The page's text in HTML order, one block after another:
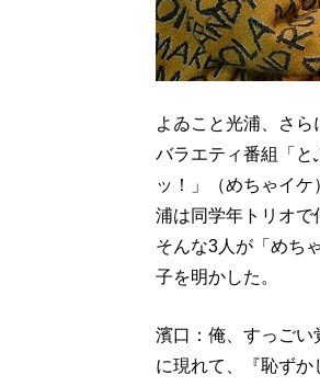
よゐこと光浦、さ
バラエティ番組「と
ッ！」（めちゃイ
浦は同学年トリオで
そんな3人が「めち
子を明かした。
濱口：俺、すっごい
に現れて、『恥ず